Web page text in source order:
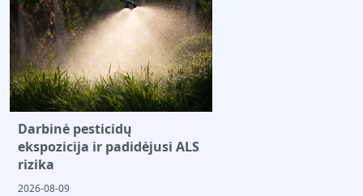
Darbinė pesticidų
ekspozicija ir padidėjusi ALS
rizika
2026-08-09